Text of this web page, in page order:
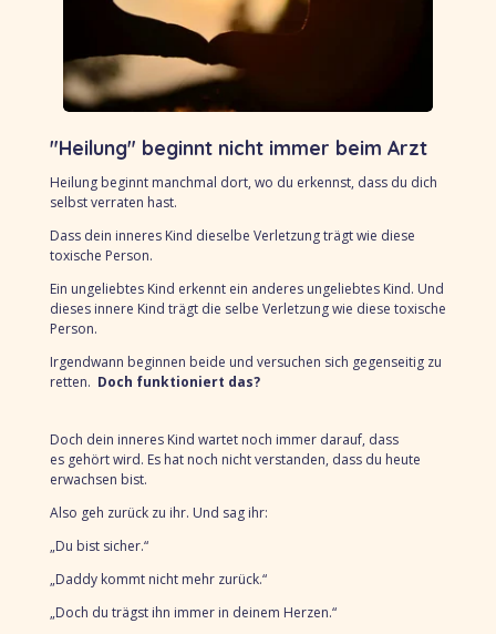
"Heilung" beginnt nicht immer beim Arzt
Heilung beginnt manchmal dort, wo du erkennst, dass du dich
selbst verraten hast.
Dass dein inneres Kind dieselbe Verletzung trägtwie diese
toxische Person.
Ein ungeliebtes Kind erkennt ein anderes ungeliebtes Kind. Und
dieses innere Kind trägt die selbe Verletzung wie diese toxische
Person.
Irgendwann beginnen beide und versuchen sich gegenseitig zu
retten. Doch funktioniert das?
Doch dein inneres Kind wartet noch immer darauf, dass
es gehört wird. Es hat noch nicht verstanden, dass du heute
erwachsen bist.
Also geh zurück zu ihr. Und sag ihr:
„Du bist sicher.“
„Daddy kommt nicht mehr zurück.“
„Doch du trägst ihn immer in deinem Herzen.“